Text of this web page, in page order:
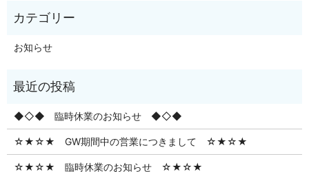
お知らせ
◆◇◆ 臨時休業のお知らせ ◆◇◆
☆★☆★ GW期間中の営業につきまして ☆★☆★
☆★☆★ 臨時休業のお知らせ ☆★☆★